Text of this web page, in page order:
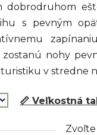
dobrodruhom
s pevným
zostanú nohy
v stredne
📏 Veľkostná